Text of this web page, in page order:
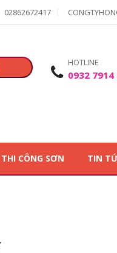
02862672417
HOTLINE
0932 7914
THI CÔNG SƠN TIN